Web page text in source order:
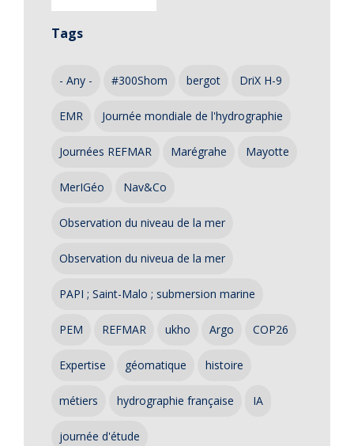
Tags
- Any - #300Shom bergot DriX H-9
EMR Journée mondiale de l'hydrographie
Journées REFMAR Marégrahe Mayotte
MerIGéo Nav&Co
Observation du niveau de la mer
Observation du niveua de la mer
PAPI ; Saint-Malo ; submersion marine
PEM REFMAR ukho Argo COP26
Expertise géomatique histoire
métiers hydrographie française IA
journée d'étude